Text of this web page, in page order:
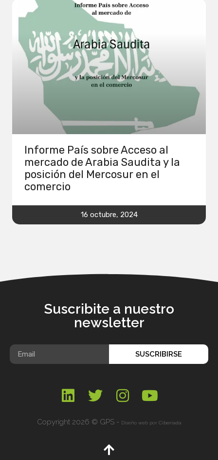
Informe País sobre Acceso al
mercado de Arabia Saudita y la
posición del Mercosur en el
comercio
16 octubre, 2024
Suscribite a nuestro
newsletter
SUSCRIBIRSE
Copyright 2026 © GPS - Diseño web por Ciberiada